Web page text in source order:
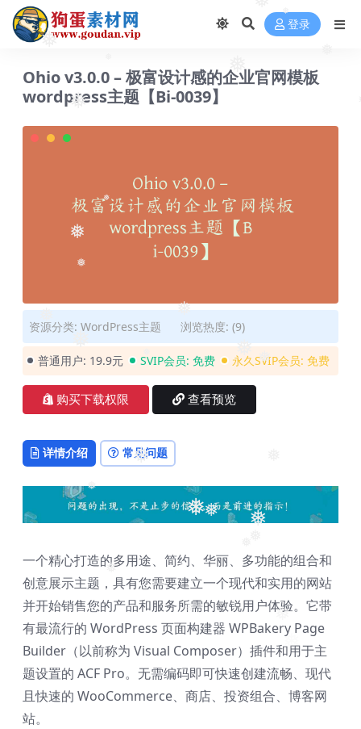
❅
❅
❅
❅
❅
❅
❅
❅
❅
❅
❅
❅
❅
❅
❅
❅
❅
❅
登录
Ohio v3.0.0 – 极富设计感的企业官网模板
wordpress主题【Bi-0039】
资源分类: WordPress主题 浏览热度: (9)
普通用户: 19.9元 SVIP会员: 免费 永久SVIP会员: 免费
购买下载权限 查看预览
详情介绍 常见问题
一个精心打造的多用途、简约、华丽、多功能的组合和
创意展示主题，具有您需要建立一个现代和实用的网站
并开始销售您的产品和服务所需的敏锐用户体验。它带
有最流行的 WordPress 页面构建器 WPBakery Page
Builder（以前称为 Visual Composer）插件和用于主
题设置的 ACF Pro。无需编码即可快速创建流畅、现代
且快速的 WooCommerce、商店、投资组合、博客网
站。